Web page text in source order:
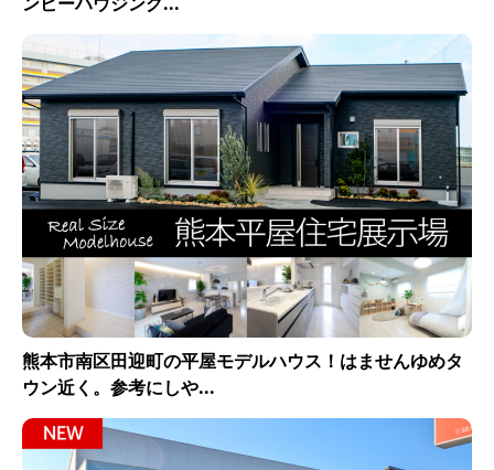
熊本市南区田迎町の平屋モデルハウス！はませんゆめタ
ウン近く。参考にしや...